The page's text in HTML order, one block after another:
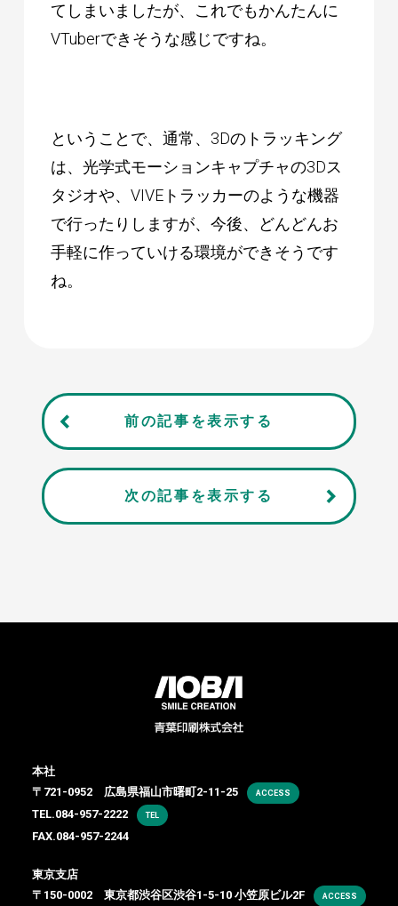
てしまいましたが、これでもかんたんに
VTuberできそうな感じですね。
ということで、通常、3Dのトラッキング
は、光学式モーションキャプチャの3Dス
タジオや、VIVEトラッカーのような機器
で行ったりしますが、今後、どんどんお
手軽に作っていける環境ができそうです
ね。
前の記事を表示する
次の記事を表示する
本社
〒721-0952 広島県福山市曙町2-11-25
ACCESS
TEL.084-957-2222 TEL
FAX.084-957-2244
東京支店
〒150-0002 東京都渋谷区渋谷1-5-10 小笠原ビル2F
ACCESS